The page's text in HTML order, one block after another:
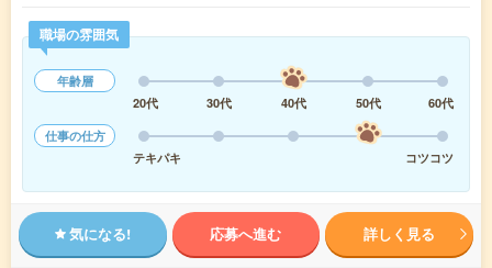
職場の雰囲気
年齢層
20代
30代 40代 50代
60代
仕事の仕方
テキパキ
コツコツ
気になる! 応募へ進む 詳しく見る